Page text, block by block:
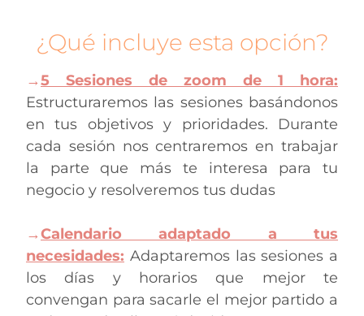
¿Qué incluye esta opción?
→5 Sesiones de zoom de 1 hora:
Estructuraremos las sesiones basándonos
en tus objetivos y prioridades. Durante
cada sesión nos centraremos en trabajar
la parte que más te interesa para tu
negocio y resolveremos tus dudas
→Calendario adaptado a tus
necesidades: Adaptaremos las sesiones a
los días y horarios que mejor te
convengan para sacarle el mejor partido a